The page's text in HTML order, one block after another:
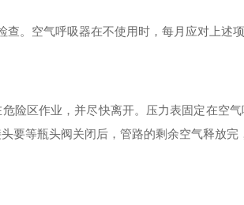
。空气呼吸器在不使用时，每月应对上述项
险区作业，并尽快离开。压力表固定在空
要等瓶头阀关闭后，管路的剩余空气释放完